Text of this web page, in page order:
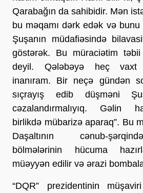
Qarabağın da sahibidir. Mən
bu məqamı dərk edək və
Şuşanın müdafiəsində
göstərək. Bu müraciətim təbii
deyil. Qələbəyə heç vaxt
inanıram. Bir neçə gündən
sıçrayış edib düşməni
cəzalandırmalıyıq. Gəlin
birlikdə mübarizə aparaq”. Bu
Daşaltının cənub-
bölmələrinin hücuma
müəyyən edilir və ərazi
“DQR” prezidentinin müşaviri